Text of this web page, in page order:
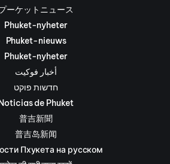
ーケットニュース
Phuket-nyheter
Phuket-nieuws
Phuket-nyheter
أخبار فوكيت
חדשות פוקט
de Phuket
普吉新聞
普吉岛新闻
Пхукета на русском